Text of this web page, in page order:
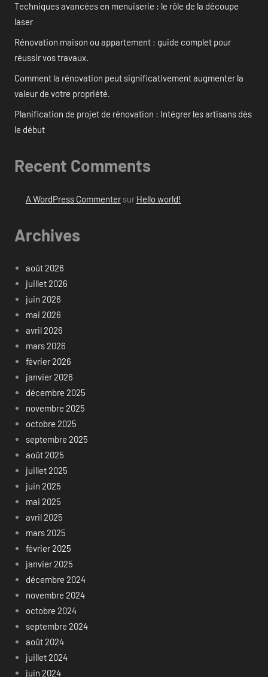
Techniques avancées en menuiserie : le rôle de la découpe
laser
Rénovation maison ou appartement : guide complet pour
réussir vos travaux.
Comment la rénovation peut significativement augmenter la
valeur de votre propriété.
Planification de projet de rénovation : Intégrer les artisans dès
le début
Recent Comments
A WordPress Commentersur Hello world!
Archives
août 2026
juillet 2026
juin 2026
mai 2026
avril 2026
mars 2026
février 2026
janvier 2026
décembre 2025
novembre 2025
octobre 2025
septembre 2025
août 2025
juillet 2025
juin 2025
mai 2025
avril 2025
mars 2025
février 2025
janvier 2025
décembre 2024
novembre 2024
octobre 2024
septembre 2024
août 2024
juillet 2024
juin 2024